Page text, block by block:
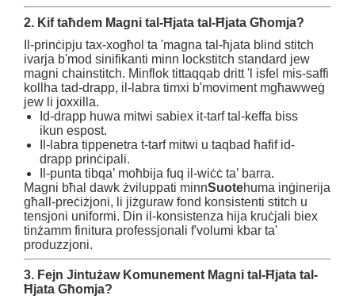
2. Kif taħdem Magni tal-Ħjata tal-Ħjata Għomja?
Il-prinċipju tax-xogħol ta 'magna tal-ħjata blind stitch
ivarja b'mod sinifikanti minn lockstitch standard jew
magni chainstitch. Minflok tittaqqab dritt 'l isfel mis-saffi
kollha tad-drapp, il-labra timxi b'moviment mgħawweġ
jew li joxxilla.
Id-drapp huwa mitwi sabiex it-tarf tal-keffa biss
ikun espost.
Il-labra tippenetra t-tarf mitwi u taqbad ħafif id-
drapp prinċipali.
Il-punta tibqa’ moħbija fuq il-wiċċ ta’ barra.
Magni bħal dawk żviluppati minnSuotehuma inġinerija
għall-preċiżjoni, li jiżguraw fond konsistenti stitch u
tensjoni uniformi. Din il-konsistenza hija kruċjali biex
tinżamm finitura professjonali f'volumi kbar ta'
produzzjoni.
3. Fejn Jintużaw Komunement Magni tal-Ħjata tal-
Ħjata Għomja?